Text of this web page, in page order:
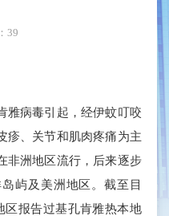
39
病毒引起，经伊蚊叮咬
疹、关节和肌肉疼痛为主
非洲地区流行，后来逐步
屿及美洲地区。截至目
区报告过基孔肯雅热本地